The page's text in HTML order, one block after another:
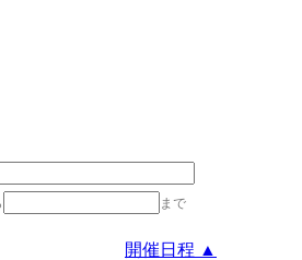
まで
開催日程 ▲